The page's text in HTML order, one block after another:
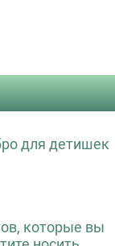
для детишек
которые вы